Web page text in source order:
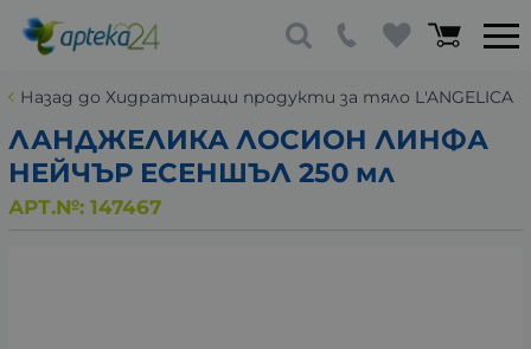
Назад до Хидратиращи продукти за тяло L'ANGELICA
ЛАНДЖЕЛИКА ЛОСИОН ЛИНФА
НЕЙЧЪР ЕСЕНШЪЛ 250 мл
АРТ.№: 147467